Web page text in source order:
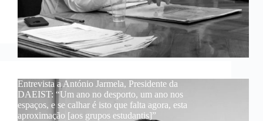
Entrevista a António Jarmela, Presidente da
DAEIST: “Um ano no desporto, um ano nos
espaços, e se calhar é isto que falta agora, esta
aproximação [aos grupos estudantis]”